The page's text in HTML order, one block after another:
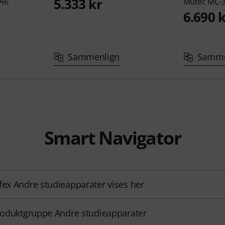
5.333 kr
Sammenlign
6.690
Smart Navigator
Andre studieapparater vises her
Andre studieapparater